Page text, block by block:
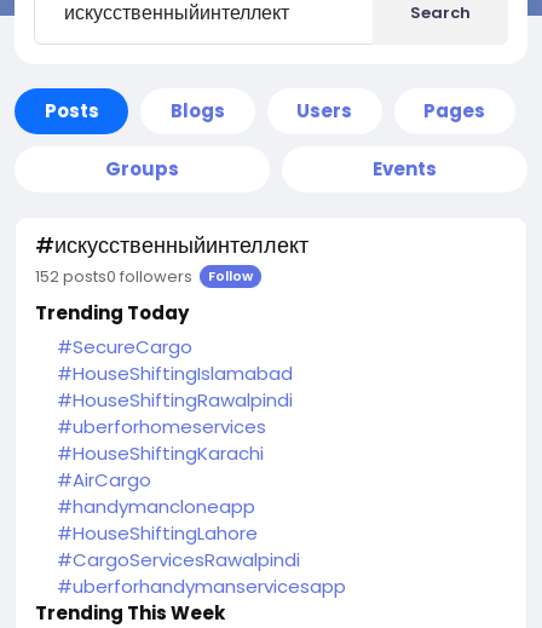
Search
Posts Blogs Users Pages
Groups Events
#искусственныйинтеллект
152 posts0 followers Follow
Trending Today
#SecureCargo
#HouseShiftingIslamabad
#HouseShiftingRawalpindi
#uberforhomeservices
#HouseShiftingKarachi
#AirCargo
#handymancloneapp
#HouseShiftingLahore
#CargoServicesRawalpindi
#uberforhandymanservicesapp
Trending This Week